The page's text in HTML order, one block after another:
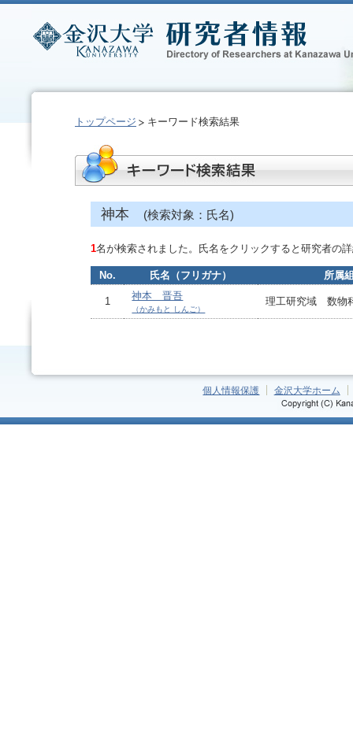
トップページ キーワード検索結果
神本 (検索対象：氏名)
1名が検索されました。氏名をクリックすると研究者の
No. 氏名（フリガナ） 所属
1 神本 晋吾
（かみもと しんご）
理工研究域 数物
個人情報保護 金沢大学ホーム